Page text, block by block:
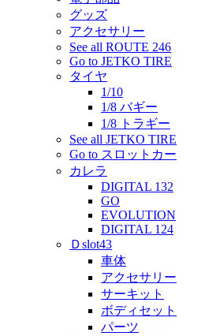
グッズ
アクセサリー
See all ROUTE 246
Go to JETKO TIRE
タイヤ
1/10
1/8 バギー
1/8 トラギー
See all JETKO TIRE
Go to スロットカー
カレラ
DIGITAL 132
GO
EVOLUTION
DIGITAL 124
Ｄslot43
車体
アクセサリー
サーキット
ボディセット
パーツ